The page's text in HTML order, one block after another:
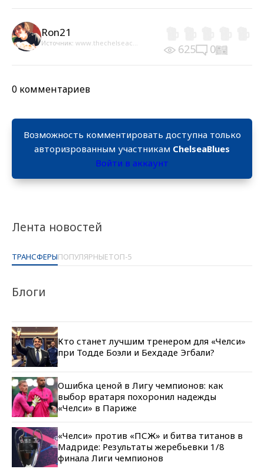
Лента новостей
ТРАНСФЕРЫПОПУЛЯРНЫЕТОП-5
Блоги
Кто станет лучшим тренером для «Челси»
при Тодде Боэли и Бехдаде Эгбали?
Ошибка ценой в Лигу чемпионов: как
выбор вратаря похоронил надежды
«Челси» в Париже
«Челси» против «ПСЖ» и битва титанов в
Мадриде: Результаты жеребьевки 1/8
финала Лиги чемпионов
Ron21
Источник: www.thechelseac... 625 0
0 комментариев
Возможность комментировать доступна только
авторизрованным участникам ChelseaBlues
Войти в аккаунт